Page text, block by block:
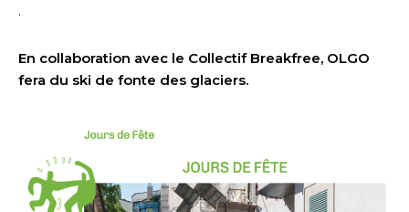
.
En collaboration avec le Collectif Breakfree, OLGO
fera du ski de fonte des glaciers.